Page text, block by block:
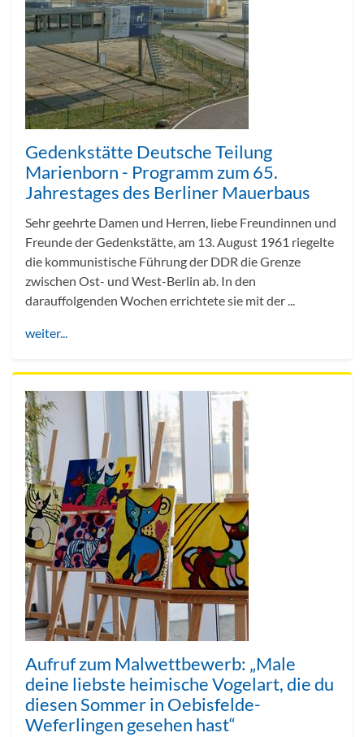
Gedenkstätte Deutsche Teilung
Marienborn - Programm zum 65.
Jahrestages des Berliner Mauerbaus
Sehr geehrte Damen und Herren, liebe Freundinnen und
Freunde der Gedenkstätte, am 13. August 1961 riegelte
die kommunistische Führung der DDR die Grenze
zwischen Ost- und West-Berlin ab. In den
darauffolgenden Wochen errichtete sie mit der ...
weiter...
Aufruf zum Malwettbewerb: „Male
deine liebste heimische Vogelart, die du
diesen Sommer in Oebisfelde-
Weferlingen gesehen hast“